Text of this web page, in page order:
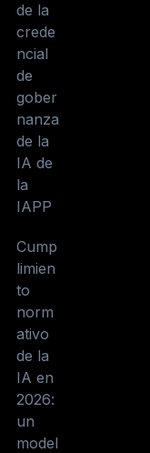
de la
crede
ncial
de
gober
nanza
de la
IA de
la
IAPP
Cump
limien
to
norm
ativo
de la
IA en
2026:
un
model